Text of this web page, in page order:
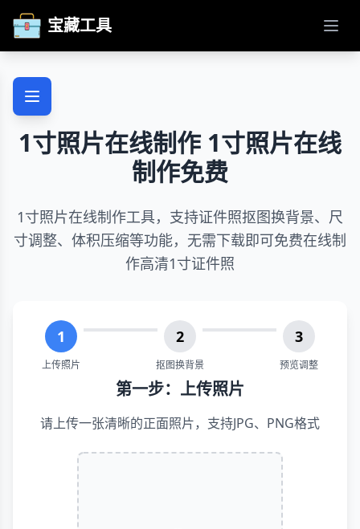
宝藏工具 打开
1寸照片在线制作 1寸照片在线
制作免费
1寸照片在线制作工具，支持证件照抠图换背景、尺
寸调整、体积压缩等功能，无需下载即可免费在线制
作高清1寸证件照
1
上传照片
2
抠图换背景
3
预览调整
第一步：上传照片
请上传一张清晰的正面照片，支持JPG、PNG格式